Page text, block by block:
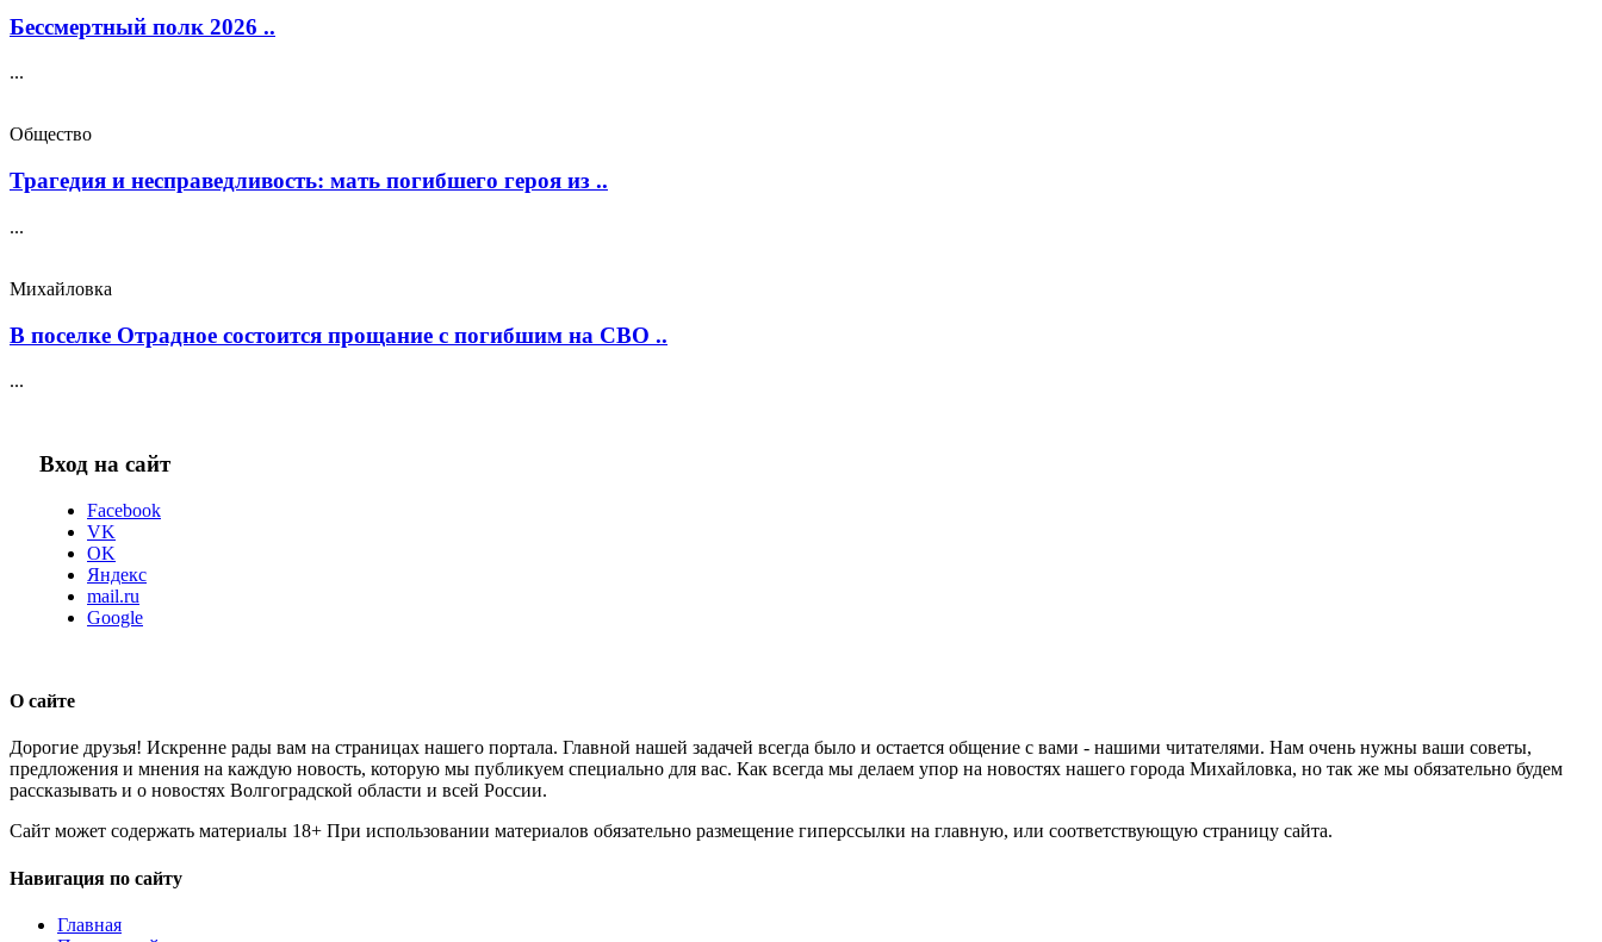
Бессмертный полк 2026 ..
...
Общество
Трагедия и несправедливость: мать погибшего героя из ..
...
Михайловка
В поселке Отрадное состоится прощание с погибшим на СВО ..
...
Вход на сайт
Facebook
VK
OK
Яндекс
mail.ru
Google
О сайте
Дорогие друзья! Искренне рады вам на страницах нашего портала. Главной нашей задачей всегда было и остается общение с вами - нашими читателями. Нам очень нужны ваши советы,
предложения и мнения на каждую новость, которую мы публикуем специально для вас. Как всегда мы делаем упор на новостях нашего города Михайловка, но так же мы обязательно будем
рассказывать и о новостях Волгоградской области и всей России.
Сайт может содержать материалы 18+ При использовании материалов обязательно размещение гиперссылки на главную, или соответствующую страницу сайта.
Навигация по сайту
Главная